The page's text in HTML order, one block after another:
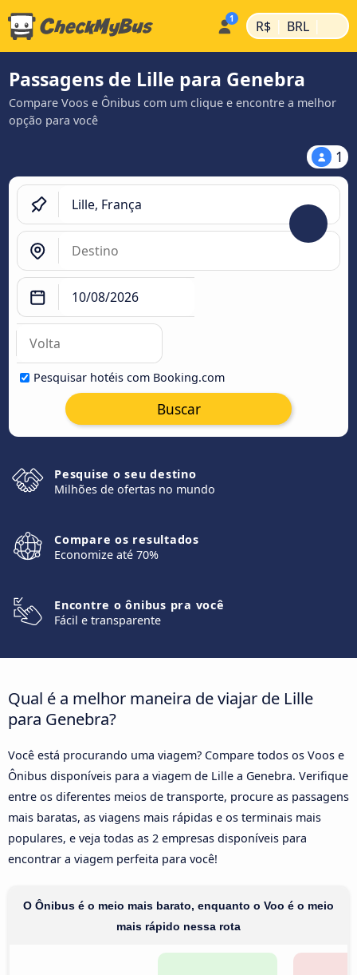
R$ | BRL |
Passagens de Lille para Genebra
Compare Voos e Ônibus com um clique e encontre a melhor
opção para você
1
Pesquisar hotéis com Booking.com
Buscar
Pesquise o seu destino
Milhões de ofertas no mundo
Compare os resultados
Economize até 70%
Encontre o ônibus pra você
Fácil e transparente
Qual é a melhor maneira de viajar de Lille
para Genebra?
Você está procurando uma viagem? Compare todos os Voos e
Ônibus disponíveis para a viagem de Lille a Genebra. Verifique
entre os diferentes meios de transporte, procure as passagens
mais baratas, as viagens mais rápidas e os terminais mais
populares, e veja todas as 2 empresas disponíveis para
encontrar a viagem perfeita para você!
O Ônibus é o meio mais barato, enquanto o Voo é o meio
mais rápido nessa rota